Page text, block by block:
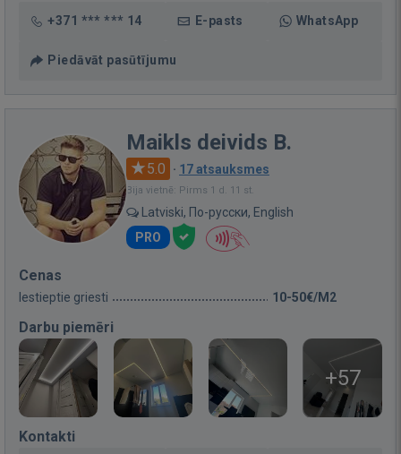
+371 *** *** 14 E-pasts WhatsApp
Piedāvāt pasūtījumu
Maikls deivids B.
5.0 · 17 atsauksmes
Bija vietnē: Pirms 1 d. 11 st.
Latviski, По-русски, English
PRO
Cenas
Iestieptie griesti 10-50€/M2
Darbu piemēri
+57
Kontakti